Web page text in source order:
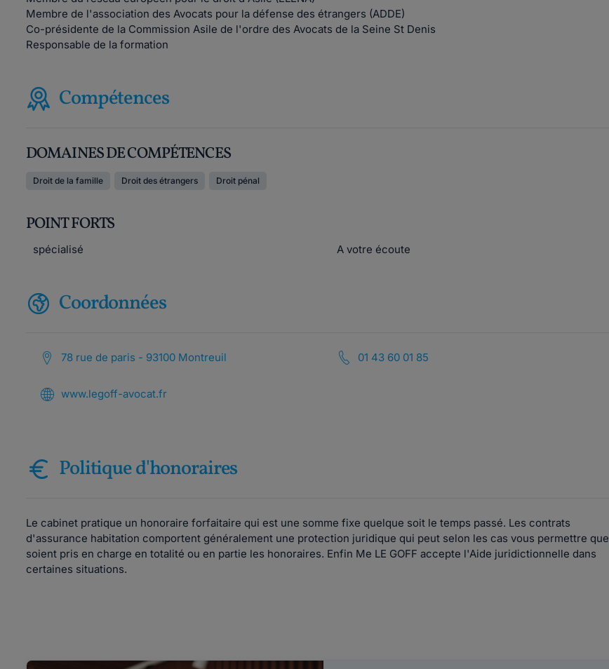
Membre de l'association des Avocats pour la défense des étrangers (ADDE)
Co-présidente de la Commission Asile de l'ordre des Avocats de la Seine St Denis
Responsable de la formation
Compétences
DOMAINES DE COMPÉTENCES
Droit de la famille Droit des étrangers Droit pénal
POINT FORTS
spécialisé A votre écoute
Coordonnées
78 rue de paris - 93100 Montreuil 01 43 60 01 85
www.legoff-avocat.fr
Politique d'honoraires
Le cabinet pratique un honoraire forfaitaire qui est une somme fixe quelque soit le temps passé. Les contrats
d'assurance habitation comportent généralement une protection juridique qui peut selon les cas vous permettre que
soient pris en charge en totalité ou en partie les honoraires. Enfin Me LE GOFF accepte l'Aide juridictionnelle dans
certaines situations.